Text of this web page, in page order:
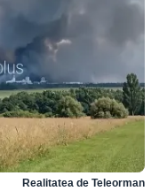
Realitatea de Teleorman